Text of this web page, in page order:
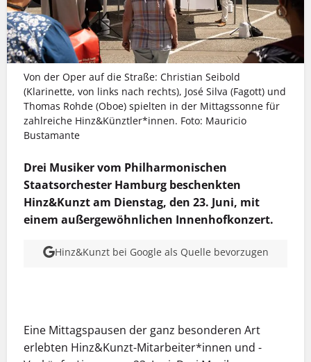
Von der Oper auf die Straße: Christian Seibold
(Klarinette, von links nach rechts), José Silva (Fagott) und
Thomas Rohde (Oboe) spielten in der Mittagssonne für
zahlreiche Hinz&Künztler*innen. Foto: Mauricio
Bustamante
Drei Musiker vom Philharmonischen
Staatsorchester Hamburg beschenkten
Hinz&Kunzt am Dienstag, den 23. Juni, mit
einem außergewöhnlichen Innenhofkonzert.
Hinz&Kunzt bei Google als Quelle bevorzugen
Eine Mittagspausen der ganz besonderen Art
erlebten Hinz&Kunzt-Mitarbeiter*innen und -